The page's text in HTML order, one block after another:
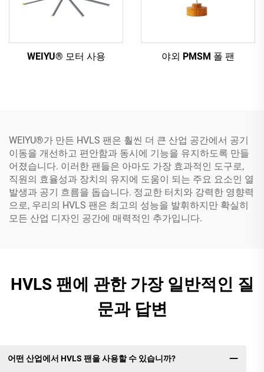
WEIYU® 모터 사용 야외 PMSM 폴 팬
WEIYU®가 만든 HVLS 팬은 훨씬 더 큰 산업 공간에서 공기
이동을 개선하고 편안함과 동시에 기능을 유지하도록 만들
어졌습니다. 이러한 팬들은 아마도 가장 효과적인 도구로,
직원의 효율성과 장치의 유지에 도움이 되는 주요 요소인 열
발생과 공기 흐름을 돕습니다. 정교한 터치와 강력한 영향력
으로, 우리의 HVLS 팬은 최고의 성능을 발휘하지만 확실히
모든 산업 디자인 공간에 매력적인 추가입니다.
HVLS 팬에 관한 가장 일반적인 질
문과 답변
어떤 산업에서 HVLS 팬을 사용할 수 있습니까?